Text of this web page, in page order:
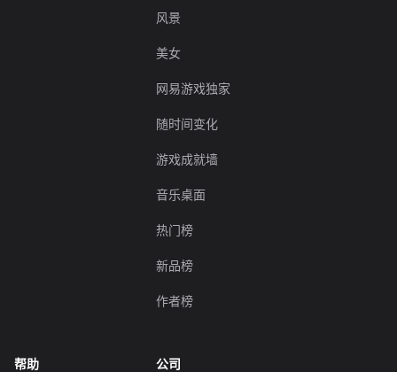
风景
美女
网易游戏独家
随时间变化
游戏成就墙
音乐桌面
热门榜
新品榜
作者榜
帮助 公司